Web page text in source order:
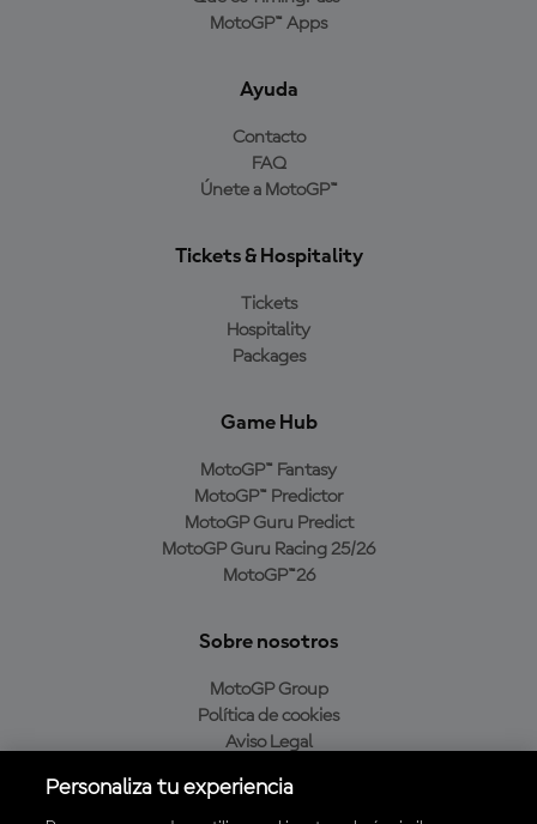
MotoGP™ Apps
Ayuda
Contacto
FAQ
Únete a MotoGP™
Tickets & Hospitality
Tickets
Hospitality
Packages
Game Hub
MotoGP™ Fantasy
MotoGP™ Predictor
MotoGP Guru Predict
MotoGP Guru Racing 25/26
MotoGP™26
Sobre nosotros
MotoGP Group
Política de cookies
Aviso Legal
Política de compra
Personaliza tu experiencia